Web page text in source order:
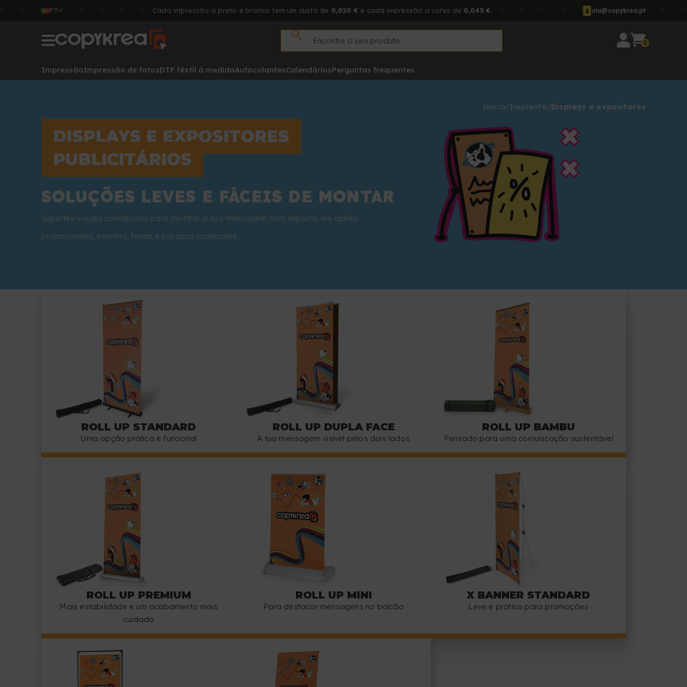
PT Cada impressão a preto e branco tem um custo de 0,020 € e cada impressão a cores de 0,045 €. ola@copykrea.pt
0
ImpressãoImpressão de fotosDTF têxtil à medidaAutocolantesCalendáriosPerguntas frequentes
Início Imprenta Displays e expositores
DISPLAYS E EXPOSITORES
PUBLICITÁRIOS
SOLUÇÕES LEVES E FÁCEIS DE MONTAR
Suportes visuais concebidos para mostrar a sua mensagem com impacto em ações
promocionais, eventos, feiras e espaços comerciais.
ROLL UP STANDARD
Uma opção prática e funcional
ROLL UP DUPLA FACE
A tua mensagem visível pelos dois lados
ROLL UP BAMBU
Pensado para uma comunicação sustentável
ROLL UP PREMIUM
Mais estabilidade e um acabamento mais
cuidado
ROLL UP MINI
Para destacar mensagens no balcão
X BANNER STANDARD
Leve e prático para promoções